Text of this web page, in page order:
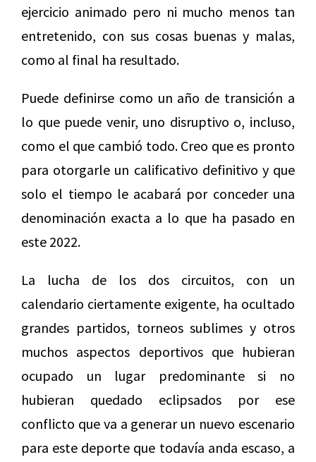
ejercicio animado pero ni mucho menos tan
entretenido, con sus cosas buenas y malas,
como al final ha resultado.
Puede definirse como un año de transición a
lo que puede venir, uno disruptivo o, incluso,
como el que cambió todo. Creo que es pronto
para otorgarle un calificativo definitivo y que
solo el tiempo le acabará por conceder una
denominación exacta a lo que ha pasado en
este 2022.
La lucha de los dos circuitos, con un
calendario ciertamente exigente, ha ocultado
grandes partidos, torneos sublimes y otros
muchos aspectos deportivos que hubieran
ocupado un lugar predominante si no
hubieran quedado eclipsados por ese
conflicto que va a generar un nuevo escenario
para este deporte que todavía anda escaso, a